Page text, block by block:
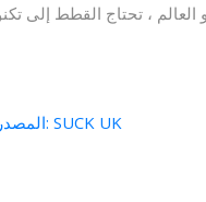
المصدر: SUCK UK